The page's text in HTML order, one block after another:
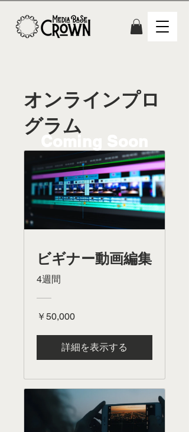
オンラインプロ
グラム
ビギナー動画編集
4週間
￥50,000
詳細を表示する